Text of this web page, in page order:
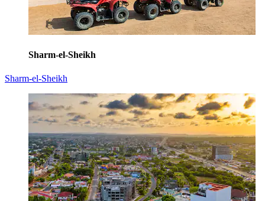
Sharm-el-Sheikh
Sharm-el-Sheikh